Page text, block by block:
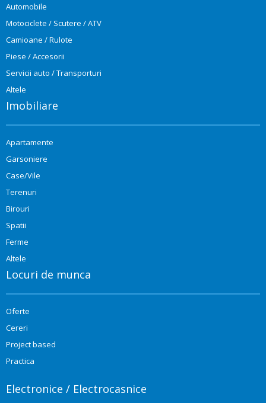
Automobile
Motociclete / Scutere / ATV
Camioane / Rulote
Piese / Accesorii
Servicii auto / Transporturi
Altele
Imobiliare
Apartamente
Garsoniere
Case/Vile
Terenuri
Birouri
Spatii
Ferme
Altele
Locuri de munca
Oferte
Cereri
Project based
Practica
Electronice / Electrocasnice